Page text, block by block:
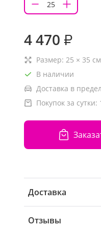
4 470 ₽
Размер: 25 × 35 см
В наличии
Доставка в
Покупок за сутки:
Доставка
Отзывы